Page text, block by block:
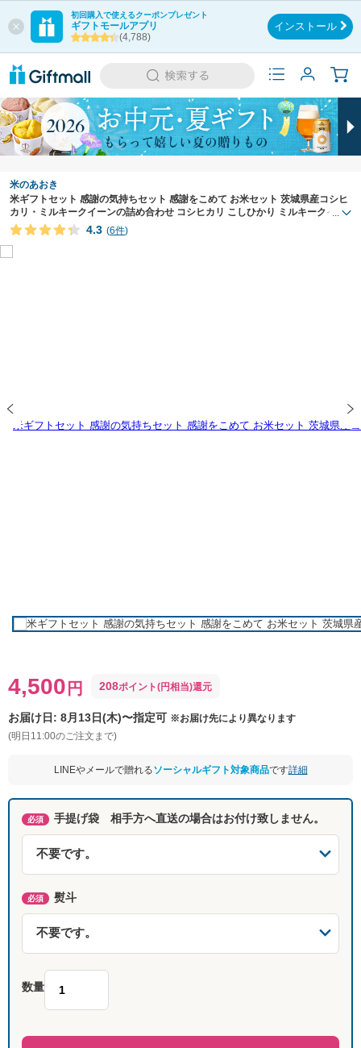
初回購入で使えるクーポンプレゼント
ギフトモールアプリ
(4,788)
インストール
米のあおき
米ギフトセット 感謝の気持ちセット 感謝をこめて お米セット 茨城県産コシヒ
カリ・ミルキークイーンの詰め合わせ コシヒカリ こしひかり ミルキークイー
ン おこめ 米 コメ 米2合 一等米 食べ比べ セット 食べ物 茨城 県 茨城県産 セッ
ト プレゼント 贈り物 内祝い お返し お祝い お中元 敬老 お歳暮 御歳暮
4.3 (6件)
4,500 円 208ポイント(円相当)還元
お届け日: 8月13日(木)〜指定可 ※お届け先により異なります
(明日11:00のご注文まで)
LINEやメールで贈れるソーシャルギフト対象商品です詳細
必須 手提げ袋 相手方へ直送の場合はお付け致しません。
必須 熨斗
数量